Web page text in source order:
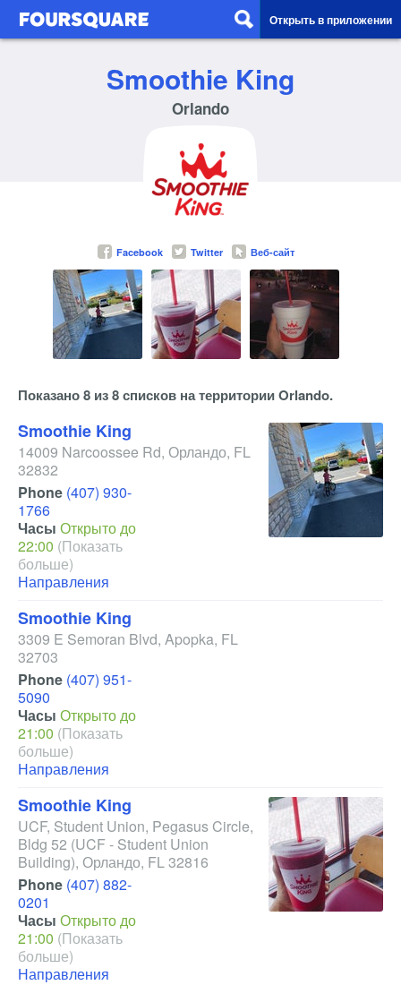
Открыть в приложении
Smoothie King
Orlando
Facebook Twitter Веб-сайт
Показано 8 из 8 списков на территории Orlando.
Smoothie King
14009 Narcoossee Rd, Орландо, FL
32832
Phone (407) 930-
1766
Часы Открыто до
22:00 (Показать
больше)
Направления
Smoothie King
3309 E Semoran Blvd, Apopka, FL
32703
Phone (407) 951-
5090
Часы Открыто до
21:00 (Показать
больше)
Направления
Smoothie King
UCF, Student Union, Pegasus Circle,
Bldg 52 (UCF - Student Union
Building), Орландо, FL32816
Phone (407) 882-
0201
Часы Открыто до
21:00 (Показать
больше)
Направления